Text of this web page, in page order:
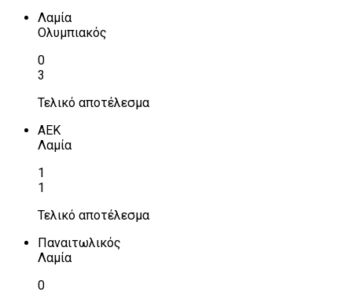
Λαμία
Ολυμπιακός
0
3
Τελικό αποτέλεσμα
ΑΕΚ
Λαμία
1
1
Τελικό αποτέλεσμα
Παναιτωλικός
Λαμία
0